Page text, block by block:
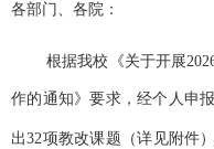
各部门、各 院 ：
根据我校 《关于开展202
作的通知》要求，经个人申报
出32项教改课题 （详见附件